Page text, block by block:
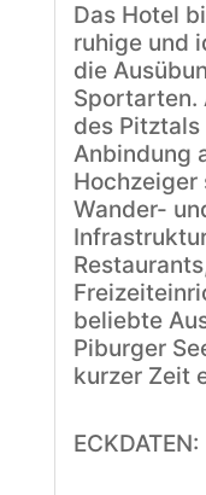
Das Hotel
ruhige und
die
Sportarten.
des
Anbindung
Hochzeiger
Wander-
beliebte
Piburger
kurzer Zeit
ECKDATEN: